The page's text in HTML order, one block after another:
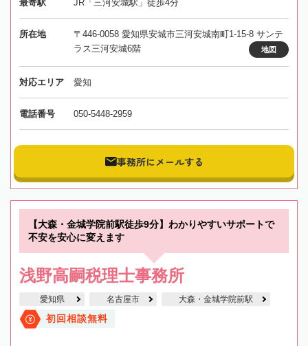
最寄駅 JR「三河安城駅」徒歩4分
所在地
〒446-0058 愛知県安城市三河安城南町1-15-8 サンテ
ラス三河安城6階
地図
対応エリア 愛知
電話番号 050-5448-2959
事務所にメールする
【大森・金城学院前駅徒歩9分】わかりやすいサポートで
不安を安心に変えます
浅野高嗣税理士事務所
愛知県 名古屋市 大森・金城学院前駅
初回相談無料